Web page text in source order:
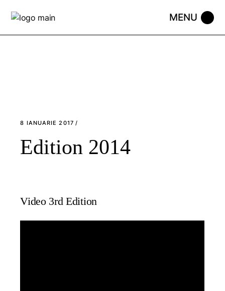
the
8 IANUARIE 2017
Edition 2014
Video 3rd Edition